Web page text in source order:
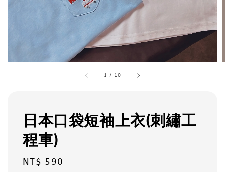
1 / 10
日本口袋短袖上衣(刺繡工
程車)
Regular
NT$ 590